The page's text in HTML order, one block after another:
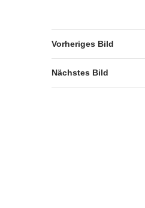
Vorheriges Bild
Nächstes Bild